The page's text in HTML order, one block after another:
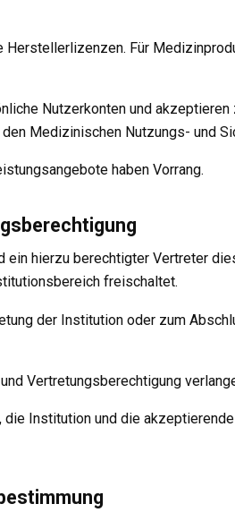
Herstellerlizenzen. Für
Nutzerkonten und
Medizinischen Nutzungs- und
haben Vorrang.
hierzu berechtigter Vertreter
freischaltet.
der Institution oder zum
Vertretungsberechtigung
Institution und die